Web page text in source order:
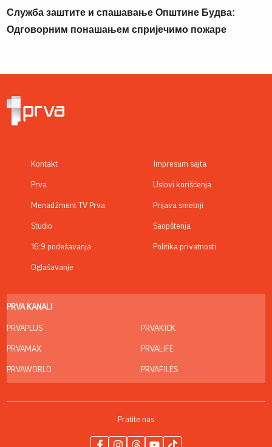
Служба заштите и спашавање Општине Будва:
Одговорним понашањем спријечимо пожаре
Kontakt
Prva
Menadžment TV Prva
Studio
16:9 podešavanja
Oglašavanje
Impresum sajta
Uslovi korišćenja
Prijava smetnji
Saopštenja
Politika privatnosti
PRVA KANALI
PRVAPLUS
PRVAMAX
PRVAWORLD
PRVAKICK
PRVALIFE
PRVAFILES
Pratite nas